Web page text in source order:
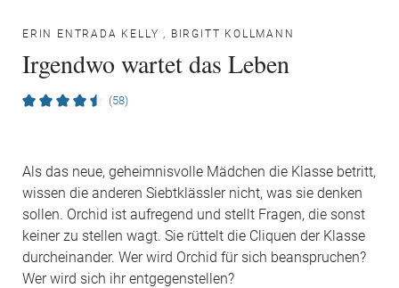
ERIN ENTRADA KELLY , BIRGITT KOLLMANN
Irgendwo wartet das Leben
(58)
Als das neue, geheimnisvolle Mädchen die Klasse betritt,
wissen die anderen Siebtklässler nicht, was sie denken
sollen. Orchid ist aufregend und stellt Fragen, die sonst
keiner zu stellen wagt. Sie rüttelt die Cliquen der Klasse
durcheinander. Wer wird Orchid für sich beanspruchen?
Wer wird sich ihr entgegenstellen?